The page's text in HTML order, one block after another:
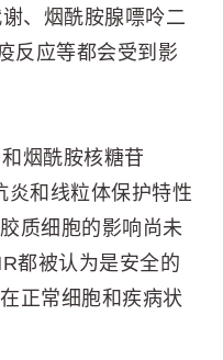
、烟酰胺腺嘌呤二
反应等都会受到影
烟酰胺核糖苷
炎和线粒体保护特性
质细胞的影响尚未
都被认为是安全的
正常细胞和疾病状